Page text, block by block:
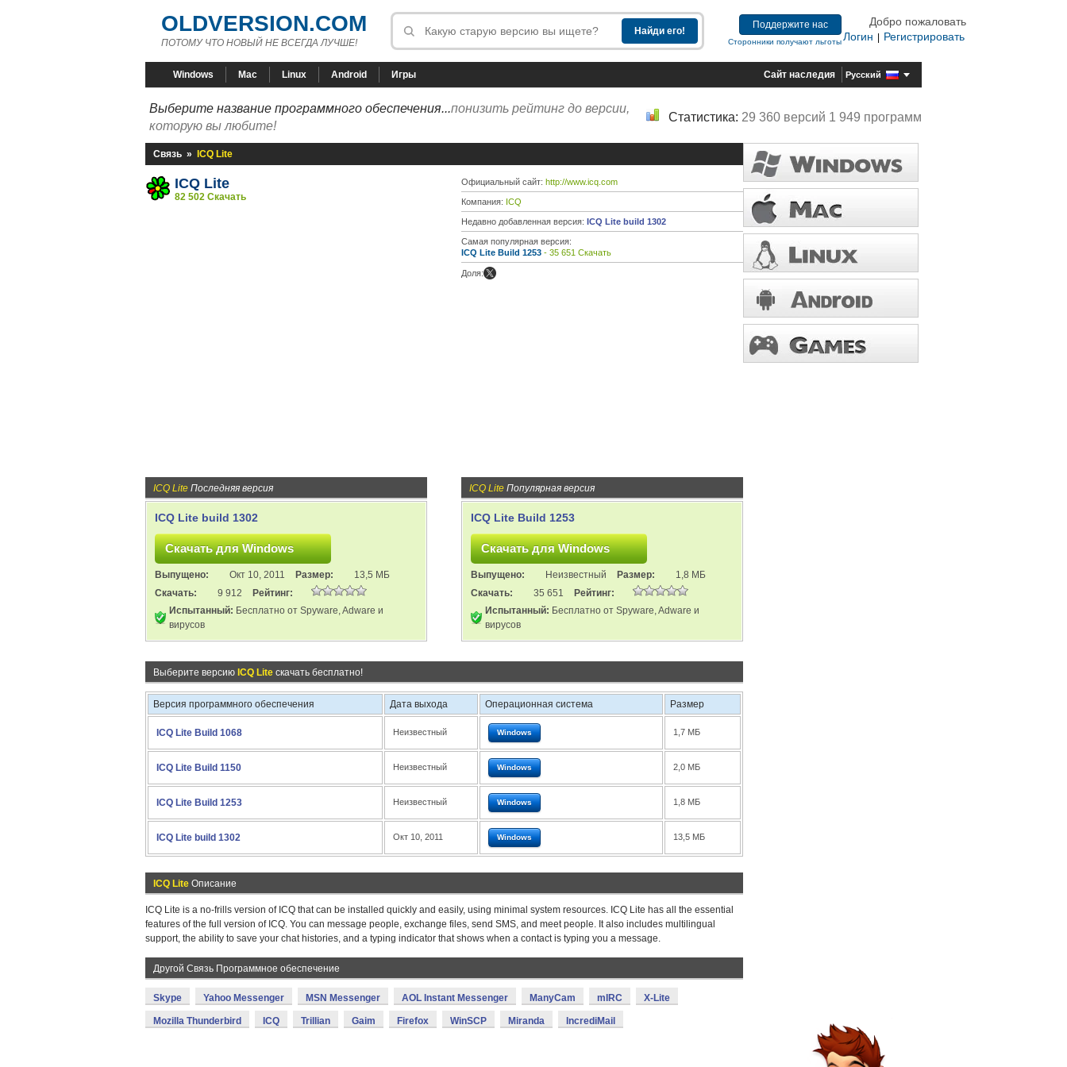
OLDVERSION.COM
ПОТОМУ ЧТО НОВЫЙ НЕ ВСЕГДА ЛУЧШЕ!
Поддержите нас
Сторонники получают льготы
Добро пожаловать
Логин
Регистрировать
Windows Mac Linux Android Игры Сайт наследия Русский
Выберите название программного обеспечения...понизить рейтинг до версии,
которую вы любите!
Статистика: 29 360 версий 1 949 программ
Связь » ICQ Lite
ICQ Lite
82 502 Скачать
Официальный сайт: http://www.icq.com
Компания: ICQ
Недавно добавленная версия: ICQ Lite build 1302
Самая популярная версия:
ICQ Lite Build 1253 - 35 651 Скачать
Доля:
ICQ Lite Последняя версия
ICQ Lite build 1302
Выпущено: Окт 10, 2011 Размер:
13,5 МБ
Скачать:
9 912
Рейтинг:
Испытанный: Бесплатно от Spyware, Adware и
вирусов
ICQ Lite Популярная версия
ICQ Lite Build 1253
Выпущено: Неизвестный Размер:
1,8 МБ
Скачать:
35 651
Рейтинг:
Испытанный: Бесплатно от Spyware, Adware и
вирусов
Выберите версию ICQ Lite скачать бесплатно!
Версия программного обеспечения Дата выхода Операционная система Размер
ICQ Lite Build 1068 Неизвестный Windows 1,7 МБ
ICQ Lite Build 1150 Неизвестный Windows 2,0 МБ
ICQ Lite Build 1253 Неизвестный Windows 1,8 МБ
ICQ Lite build 1302 Окт 10, 2011 Windows 13,5 МБ
ICQ Lite Описание
ICQ Lite is a no-frills version of ICQ that can be installed quickly and easily, using minimal system resources. ICQ Lite has all the essential
features of the full version of ICQ. You can message people, exchange files, send SMS, and meet people. It also includes multilingual
support, the ability to save your chat histories, and a typing indicator that shows when a contact is typing you a message.
Другой Связь Программное обеспечение
Skype Yahoo Messenger MSN Messenger AOL Instant Messenger ManyCam mIRC X-Lite
Mozilla Thunderbird ICQ Trillian Gaim Firefox WinSCP Miranda IncrediMail